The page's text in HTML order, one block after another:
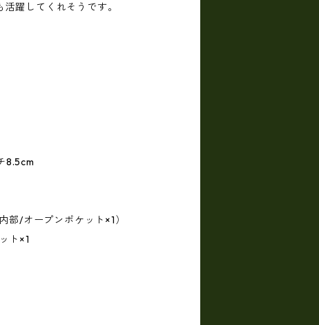
躍してくれそうです。
8.5cm
部/オープンポケット×1）
ト×1